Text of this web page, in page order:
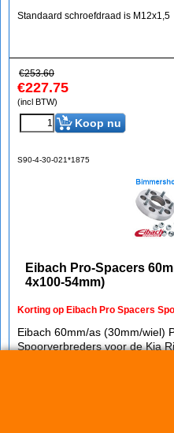
Standaard schroefdraad is M12x1,5
€253.60
€227.75
(incl BTW)
Koop nu
S90-4-30-021*1875
Eibach Pro-Spacers
4x100-54mm)
Korting op Eibach Pro Spacers
Eibach 60mm/as (30mm/wiel)
Spoorverbreders voor de Kia